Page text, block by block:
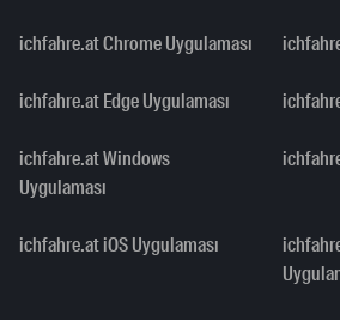
ichfahre.at Chrome Uygulaması
ichfahre.at Edge Uygulaması
ichfahre.at Windows
Uygulaması
ichfahre.at iOS Uygulaması